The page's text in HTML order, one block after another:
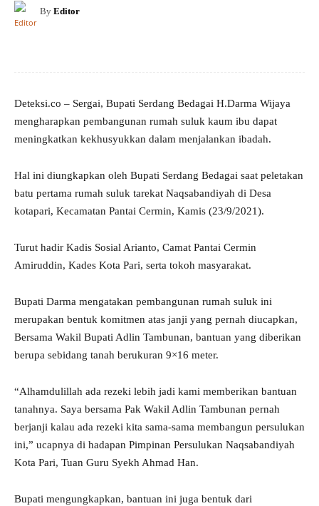
By Editor
Deteksi.co – Sergai, Bupati Serdang Bedagai H.Darma Wijaya
mengharapkan pembangunan rumah suluk kaum ibu dapat
meningkatkan kekhusyukkan dalam menjalankan ibadah.
Hal ini diungkapkan oleh Bupati Serdang Bedagai saat peletakan
batu pertama rumah suluk tarekat Naqsabandiyah di Desa
kotapari, Kecamatan Pantai Cermin, Kamis (23/9/2021).
Turut hadir Kadis Sosial Arianto, Camat Pantai Cermin
Amiruddin, Kades Kota Pari, serta tokoh masyarakat.
Bupati Darma mengatakan pembangunan rumah suluk ini
merupakan bentuk komitmen atas janji yang pernah diucapkan,
Bersama Wakil Bupati Adlin Tambunan, bantuan yang diberikan
berupa sebidang tanah berukuran 9×16 meter.
“Alhamdulillah ada rezeki lebih jadi kami memberikan bantuan
tanahnya. Saya bersama Pak Wakil Adlin Tambunan pernah
berjanji kalau ada rezeki kita sama-sama membangun persulukan
ini,” ucapnya di hadapan Pimpinan Persulukan Naqsabandiyah
Kota Pari, Tuan Guru Syekh Ahmad Han.
Bupati mengungkapkan, bantuan ini juga bentuk dari